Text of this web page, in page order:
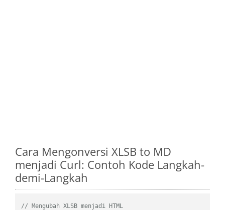
Cara Mengonversi XLSB to MD
menjadi Curl: Contoh Kode Langkah-
demi-Langkah
// Mengubah XLSB menjadi HTML